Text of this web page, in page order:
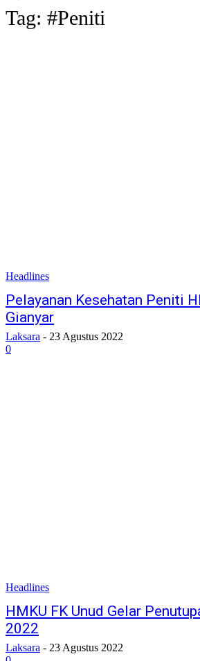
Tag: #Peniti
Headlines
Pelayanan Kesehatan Peniti
Gianyar
Laksara - 23 Agustus 2022
0
Headlines
HMKU FK Unud Gelar
2022
Laksara - 23 Agustus 2022